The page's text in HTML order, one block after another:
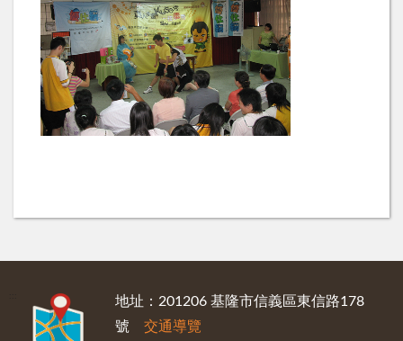
地址：201206 基隆市信義區東信路178
號 交通導覽